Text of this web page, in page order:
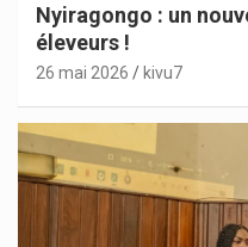
Nyiragongo : un
éleveurs !
26 mai 2026 kivu7